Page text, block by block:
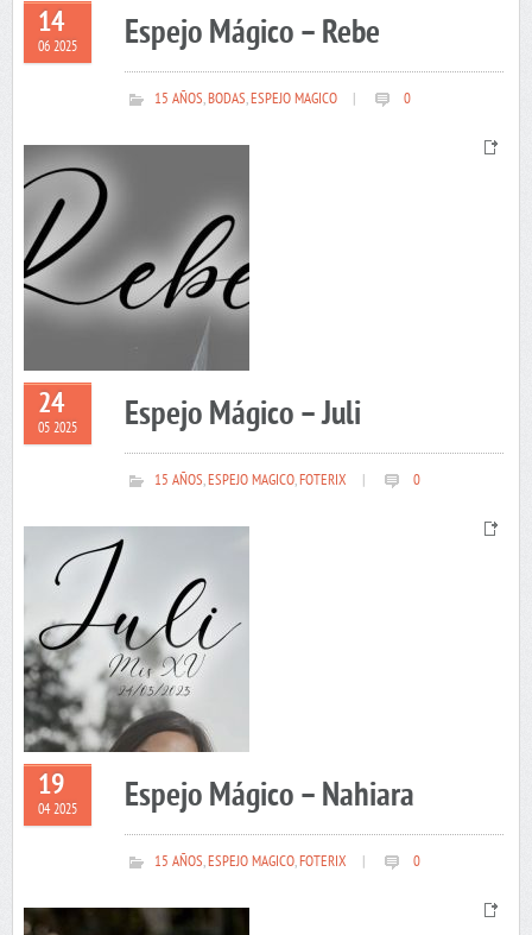
14
06 2025 Espejo Mágico – Rebe
15 AÑOS,BODAS,ESPEJO MAGICO 0
24
05 2025 Espejo Mágico – Juli
15 AÑOS,ESPEJO MAGICO,FOTERIX 0
19
04 2025 Espejo Mágico – Nahiara
15 AÑOS,ESPEJO MAGICO,FOTERIX 0